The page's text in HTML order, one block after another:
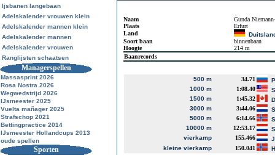
Ijsbanen langebaan
Adelskalender vrouwen klein
Adelskalender mannen klein
Adelskalender mannen
Adelskalender vrouwen
Ranglijsten schaatsen
Managerspellen
Massasprint 2026
Rosa Nostra 2026
Wegwedstrijd 2026
IJsmeester 2025
Vuelta mañager 2025
Strafschop 2021
Bettingpractice 2014
IJsmeester Hollandcups 2013
oude spellen
Sporten
Naam
Gunda
Plaats
Erfurt
Land
Soort baan
binnenbaan
Hoogte
214 m
Baanrecords
500 m 34.71
1000 m
1:08.40
1500 m
1:45.32
3000 m
3:44.06
5000 m
6:14.66
10000 m
12:53.17
vierkamp
155.466
kleine vierkamp
150.041